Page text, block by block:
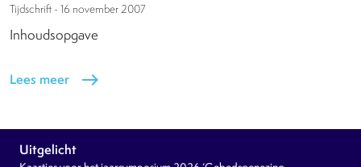
Tijdschrift - 16 november 2007
Inhoudsopgave
Lees meer east
Uitgelicht